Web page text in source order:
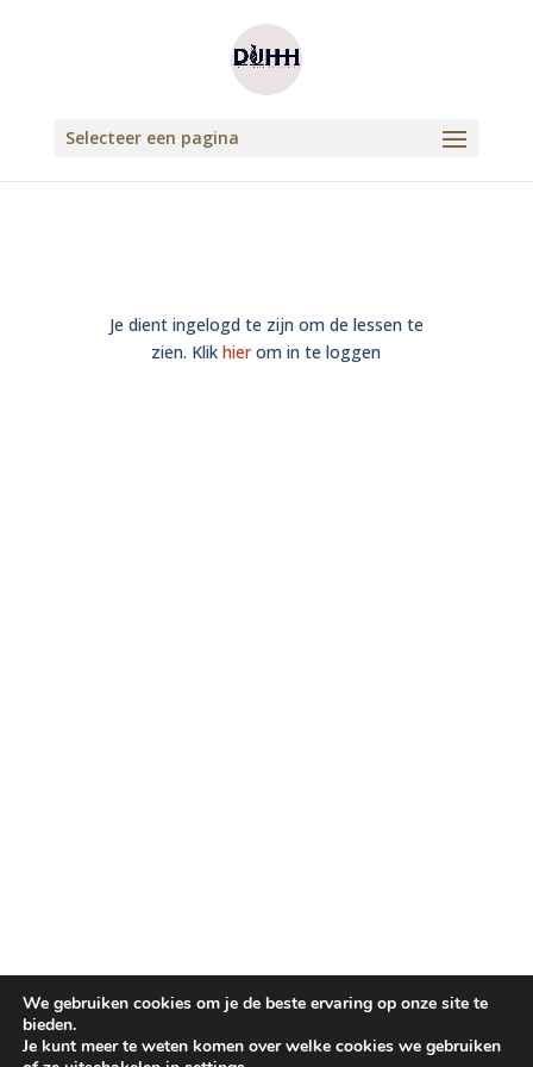
Selecteer een pagina
Je dient ingelogd te zijn om de lessen te
zien. Klikhierom in te loggen
We gebruiken cookies om je de beste ervaring op onze site te
bieden.
Je kunt meer te weten komen over welke cookies we gebruiken